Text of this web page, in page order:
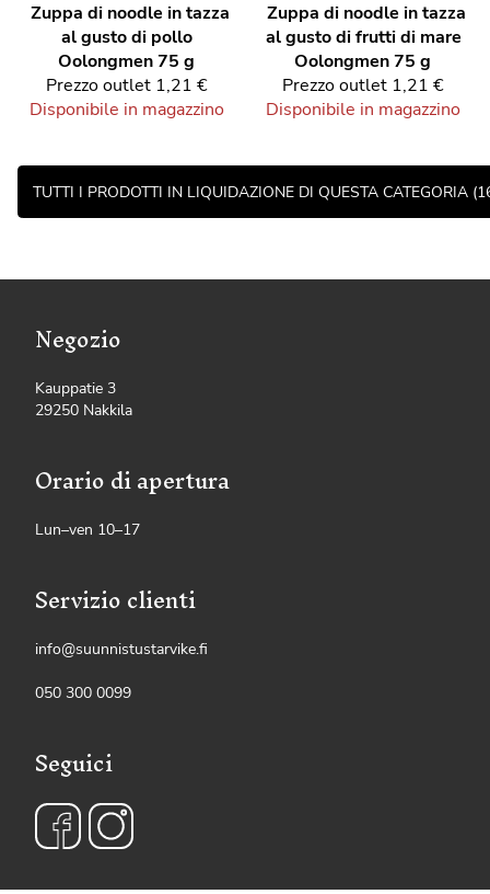
Zuppa di noodle in tazza
al gusto di pollo
Oolongmen 75 g
Prezzo outlet 1,21 €
Disponibile in magazzino
Zuppa di noodle in tazza
al gusto di frutti di mare
Oolongmen 75 g
Prezzo outlet 1,21 €
Disponibile in magazzino
TUTTI I PRODOTTI IN LIQUIDAZIONE DI QUESTA CATEGORIA
Negozio
Kauppatie 3
29250 Nakkila
Orario di apertura
Lun–ven 10–17
Servizio clienti
info@suunnistustarvike.fi
050 300 0099
Seguici